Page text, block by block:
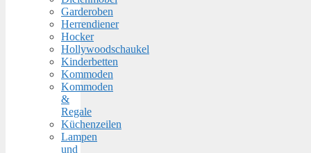
Garderoben
Herrendiener
Hocker
Hollywoodschaukel
Kinderbetten
Kommoden
Kommoden
&
Regale
Küchenzeilen
Lampen
und